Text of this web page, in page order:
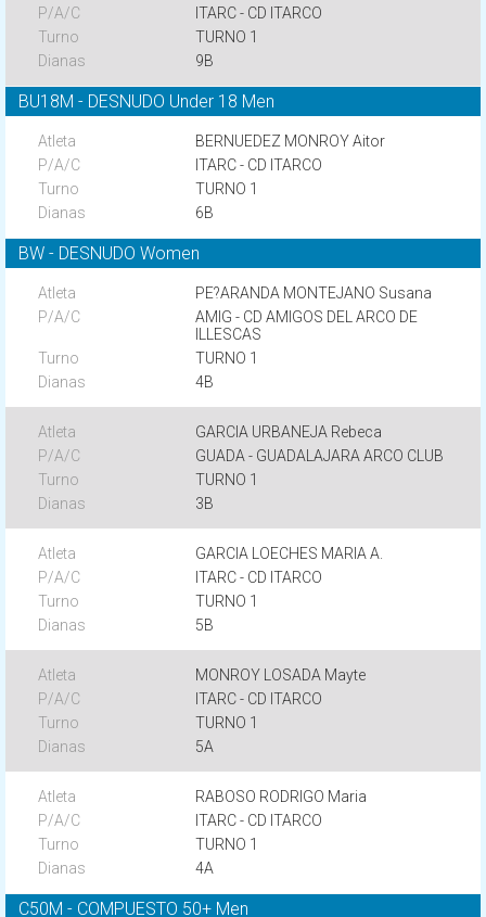
ITARC - CD ITARCO
TURNO 1
9B
BU18M - DESNUDO Under 18 Men
BERNUEDEZ MONROY Aitor
ITARC - CD ITARCO
TURNO 1
6B
BW - DESNUDO Women
PE?ARANDA MONTEJANO Susana
AMIG - CD AMIGOS DEL ARCO DE
ILLESCAS
TURNO 1
4B
GARCIA URBANEJA Rebeca
GUADA - GUADALAJARA ARCO CLUB
TURNO 1
3B
GARCIA LOECHES MARIA A.
ITARC - CD ITARCO
TURNO 1
5B
MONROY LOSADA Mayte
ITARC - CD ITARCO
TURNO 1
5A
RABOSO RODRIGO Maria
ITARC - CD ITARCO
TURNO 1
4A
C50M - COMPUESTO 50+ Men